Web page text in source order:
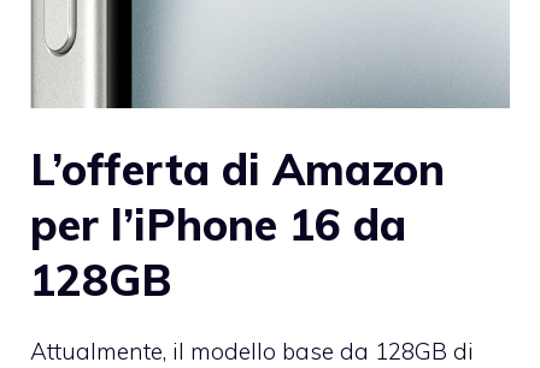
L’offerta di Amazon
per l’iPhone 16 da
128GB
Attualmente, il modello base da 128GB di